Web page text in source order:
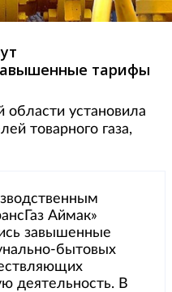
тарифы
области установила
товарного газа,
Аймак»
завышенные
бытовых
деятельность. В